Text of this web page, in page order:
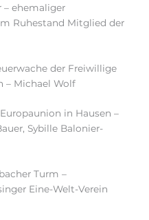
– ehemaliger
Ruhestand Mitglied der
der Freiwillige
– Michael Wolf
in Hausen –
Sybille Balonier-
Turm –
Eine-Welt-Verein